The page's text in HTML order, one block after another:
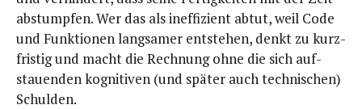
abstump­fen. Wer das als inef­fi­zi­ent abtut, weil Code
und Funk­tio­nen lang­sa­mer ent­ste­hen, denkt zu kurz­
fris­tig und macht die Rech­nung ohne die sich auf­
stau­en­den kogni­ti­ven (und spä­ter auch tech­ni­schen)
Schulden.